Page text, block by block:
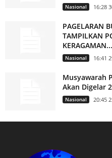
Nasional 16:28
PAGELARAN
TAMPILKAN
KERAGAMAN...
Nasional 16:41
Musyawarah
Akan Digelar
Nasional 20:45